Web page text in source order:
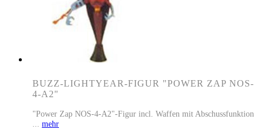
BUZZ-LIGHTYEAR-FIGUR "POWER ZAP NOS-
4-A2"
"Power Zap NOS-4-A2"-Figur incl. Waffen mit Abschussfunktion
mehr